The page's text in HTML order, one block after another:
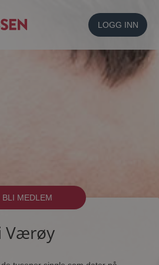
LOGG INN
BLI MEDLEM
Værøy